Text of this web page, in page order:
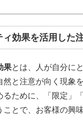
ィ効果を活用した
果とは、人が自分に
然と注意が向く現象
るために、「限定」
ことで、お客様の興